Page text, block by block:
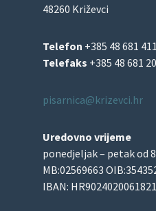
48260 Križevci
Telefon +385 48 681 411
Telefaks +385 48 681
pisarnica@krizevci.hr
Uredovno vrijeme
ponedjeljak – petak od
MB:02569663
IBAN: